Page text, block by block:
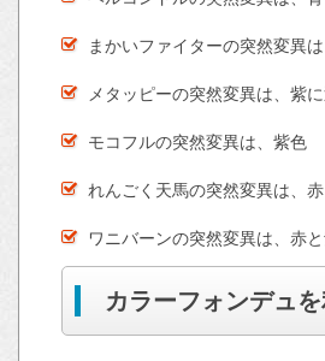
まかいファイターの突然変異
メタッピーの突然変異は、紫
モコフルの突然変異は、紫色
れんごく天馬の突然変異は、赤
ワニバーンの突然変異は、赤
カラーフォンデュ